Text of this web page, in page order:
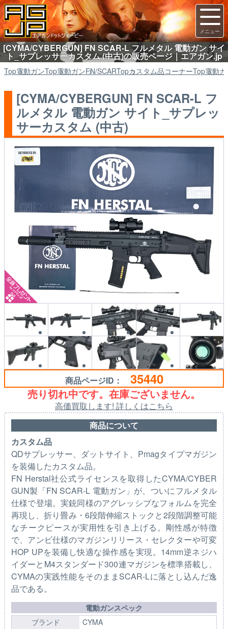
[CYMA/CYBERGUN] FN SCAR-L フルメタル 電動ガン サイ
ト_サプレッサーカスタム (中古)の販売ページ｜エアガン.jp
Top電動ガンTop電動ガンFN/SCARTopカスタム品コーナーTop電動
[CYMA/CYBERGUN] FN SCAR-L フ
ルメタル 電動ガン サイト_サプレッ
サーカスタム (中古)
商品ページID： 35440
売り切れ中です。在庫ございません。
高価買取します! 詳しくはこちら
商品について
カスタム品
QDサプレッサー、ダットサイト、Pmagタイプマガジン
を装備したカスタム品。
FN Herstal社公式ライセンスを取得したCYMA/CYBER
GUN製「FN SCAR-L 電動ガン」が、ついにフルメタル
仕様で登場。実銃同様のアグレッシブなフォルムを完全
再現し、折り畳み・6段階伸縮ストックと2段階調整可能
なチークピースが実用性を引き上げる。剛性感が特徴
で、アンビ仕様のマガジンリリース・セレクターや可変
HOP UPを装備し快適な操作感を実現。14mm逆ネジハ
イダーとM4スタンダード300連マガジンを標準搭載し、
CYMAの実践性能をそのままSCAR-Lに落とし込んだ逸
品である。
電動ガンスペック
ブランド
CYMA